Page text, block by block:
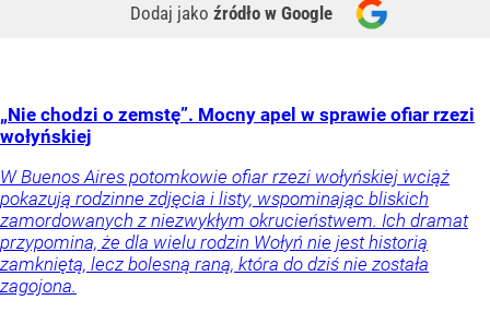
Dodaj jako źródło w Google
„Nie chodzi o zemstę”. Mocny apel w sprawie ofiar rzezi
wołyńskiej
W Buenos Aires potomkowie ofiar rzezi wołyńskiej wciąż
pokazują rodzinne zdjęcia i listy, wspominając bliskich
zamordowanych z niezwykłym okrucieństwem. Ich dramat
przypomina, że dla wielu rodzin Wołyń nie jest historią
zamkniętą, lecz bolesną raną, która do dziś nie została
zagojona.